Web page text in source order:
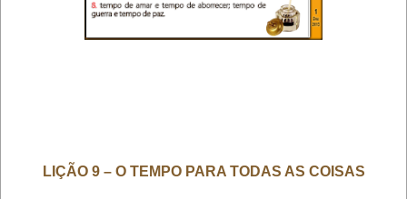
LIÇÃO 9 – O TEMPO PARA TODAS AS COISAS